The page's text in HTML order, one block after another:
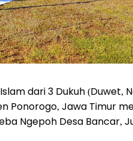
dari 3 Dukuh (Duwet,
Ponorogo, Jawa Timur
Ngepoh Desa Bancar,